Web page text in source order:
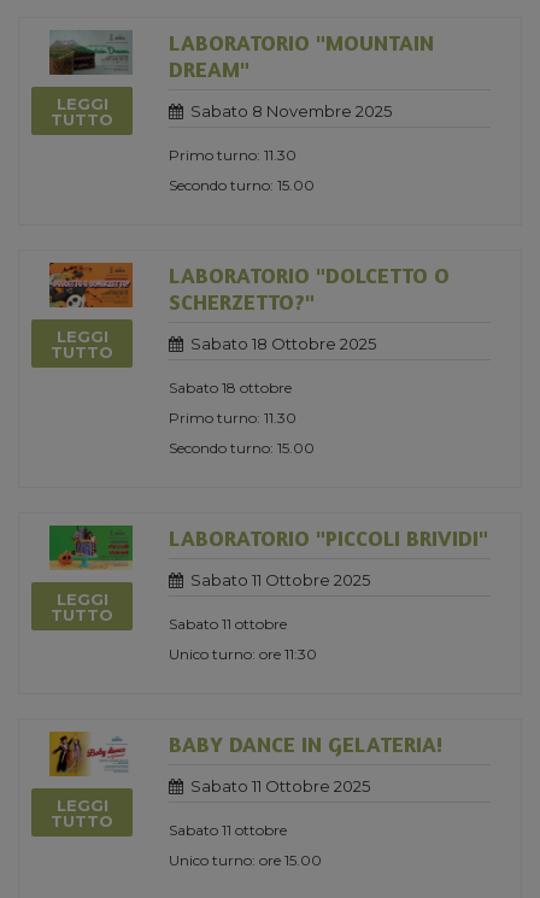
LEGGI
TUTTO
LABORATORIO "MOUNTAIN
DREAM"
Sabato 8 Novembre 2025
Primo turno: 11.30
Secondo turno: 15.00
LEGGI
TUTTO
LABORATORIO "DOLCETTO O
SCHERZETTO?"
Sabato 18 Ottobre 2025
Sabato 18 ottobre
Primo turno: 11.30
Secondo turno: 15.00
LEGGI
TUTTO
LABORATORIO "PICCOLI BRIVIDI"
Sabato 11 Ottobre 2025
Sabato 11 ottobre
Unico turno: ore 11:30
LEGGI
TUTTO
BABY DANCE IN GELATERIA!
Sabato 11 Ottobre 2025
Sabato 11 ottobre
Unico turno: ore 15.00